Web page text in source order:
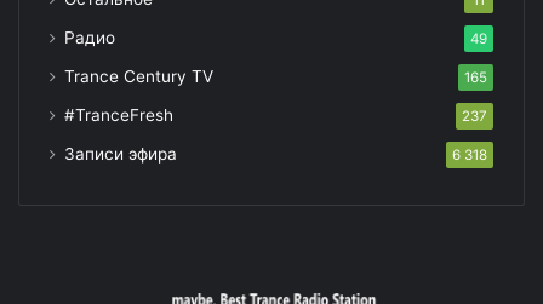
Радио 49
Trance Century TV 165
#TranceFresh 237
Записи эфира 6 318